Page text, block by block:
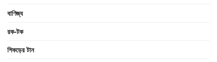
বাণিজ্য
রক-টক
শিকড়ের টান